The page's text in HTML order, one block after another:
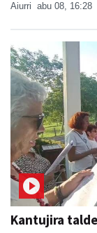
Aiurri abu 08, 16:28
Kantujira